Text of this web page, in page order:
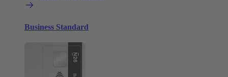
Business Standard